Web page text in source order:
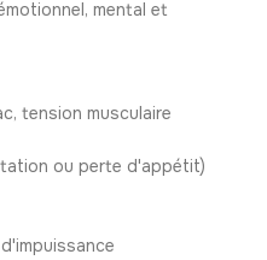
mental et
tension musculaire
ou perte d'appétit)